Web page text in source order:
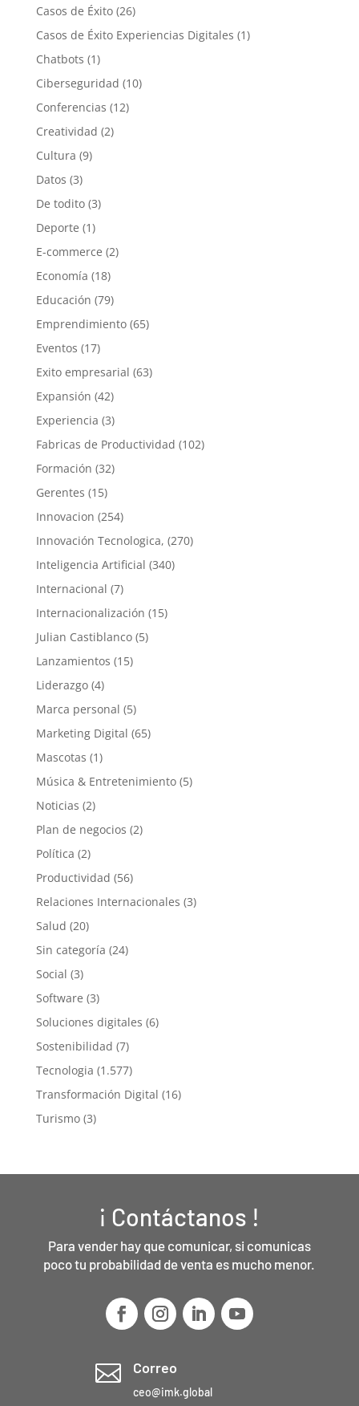
Casos de Éxito(26)
Casos de Éxito Experiencias Digitales (1)
Chatbots (1)
Ciberseguridad (10)
Conferencias (12)
Creatividad (2)
Cultura (9)
Datos (3)
De todito(3)
Deporte (1)
E-commerce (2)
Economía (18)
Educación (79)
Emprendimiento(65)
Eventos (17)
Exito empresarial (63)
Expansión (42)
Experiencia (3)
Fabricas de Productividad (102)
Formación (32)
Gerentes (15)
Innovacion (254)
Innovación Tecnologica, (270)
Inteligencia Artificial (340)
Internacional (7)
Internacionalización (15)
Julian Castiblanco(5)
Lanzamientos (15)
Liderazgo(4)
Marca personal (5)
Marketing Digital (65)
Mascotas (1)
Música & Entretenimiento(5)
Noticias (2)
Plan de negocios (2)
Política (2)
Productividad (56)
Relaciones Internacionales (3)
Salud (20)
Sin categoría (24)
Social (3)
Software (3)
Soluciones digitales (6)
Sostenibilidad (7)
Tecnologia (1.577)
Transformación Digital (16)
Turismo(3)
¡ Contáctanos !
Para vender hay que comunicar, si comunicas
poco tu probabilidad de venta es mucho menor.
 Correo
ceo@imk.global